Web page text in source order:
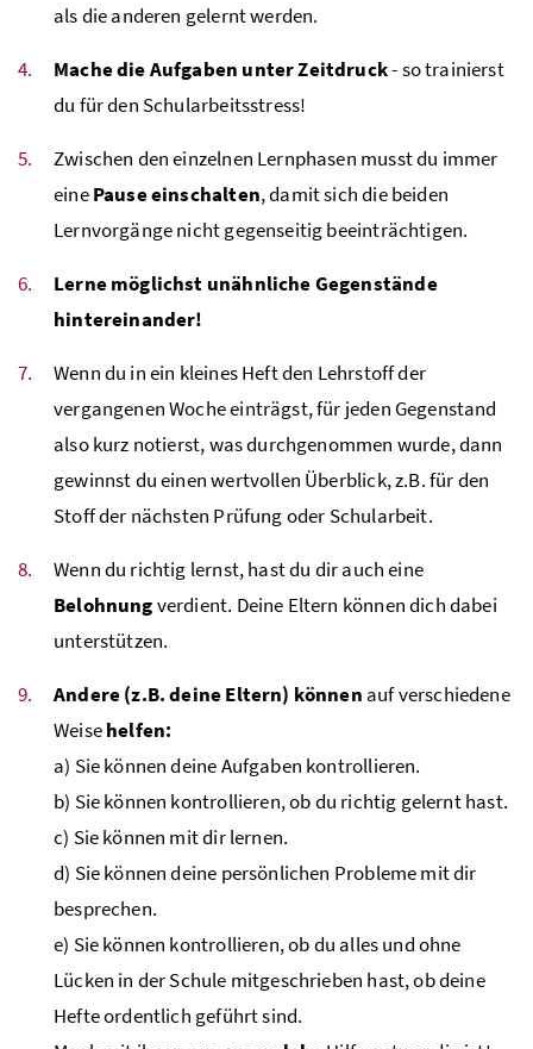
als die anderen gelernt werden.
Mache die Aufgaben unter Zeitdruck- so trainierst
du für den Schularbeitsstress!
Zwischen den einzelnen Lernphasen musst du immer
einePause einschalten, damit sich die beiden
Lernvorgänge nicht gegenseitig beeinträchtigen.
Lerne möglichst unähnliche Gegenstände
hintereinander!
Wenn du in ein kleines Heft den Lehrstoff der
vergangenen Woche einträgst, für jeden Gegenstand
also kurz notierst, was durchgenommen wurde, dann
gewinnst du einen wertvollen Überblick, z.B. für den
Stoff der nächsten Prüfung oder Schularbeit.
Wenn du richtig lernst, hast du dir auch eine
Belohnungverdient. Deine Eltern können dich dabei
unterstützen.
Andere (z.B. deine Eltern) können auf verschiedene
Weisehelfen:
a) Sie können deine Aufgaben kontrollieren.
b) Sie können kontrollieren, ob du richtig gelernt hast.
c) Sie können mit dir lernen.
d) Sie können deine persönlichen Probleme mit dir
besprechen.
e) Sie können kontrollieren, ob du alles und ohne
Lücken in der Schule mitgeschrieben hast, ob deine
Hefte ordentlich geführt sind.